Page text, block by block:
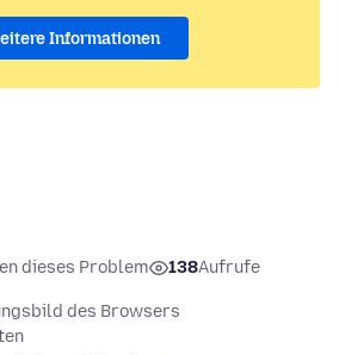
Informationen
dieses Problem 138Aufrufe
des Browsers